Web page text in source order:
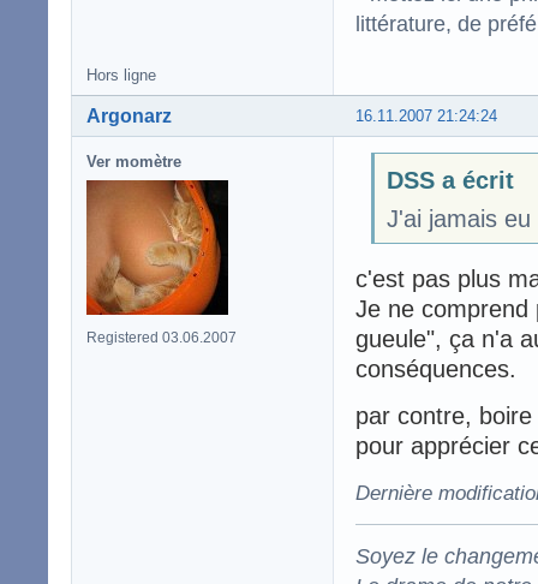
littérature, de
Hors ligne
16.11.2007 21:24:24
Argonarz
Ver momètre
Registered 03.06.2007
DSS a écrit
J'ai jamais
c'est pas plus
Je ne comprend
gueule", ça n'a
conséquences.
par contre,
pour apprécier
Dernière
Soyez le